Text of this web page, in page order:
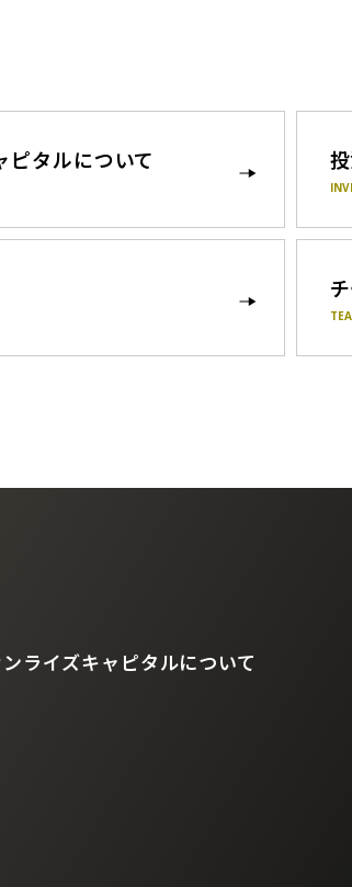
ピタルについて
ライズキャピタルについて